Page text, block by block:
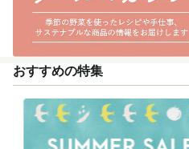
おすすめの特集